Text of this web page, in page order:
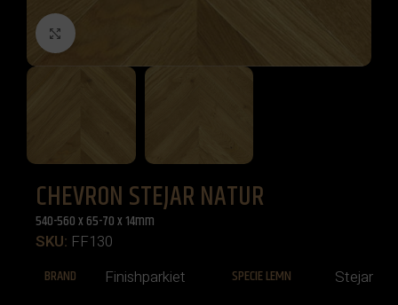
Click to enlarge
CHEVRON STEJAR NATUR
540-560 x 65-70 x 14mm
SKU: FF130
BRAND
Finishparkiet SPECIE LEMN Stejar